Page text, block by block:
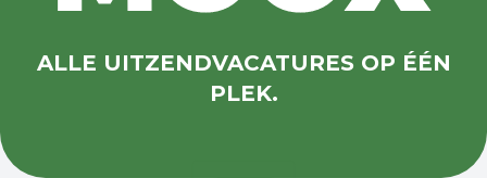
ALLE UITZENDVACATURES OP ÉÉN
PLEK.